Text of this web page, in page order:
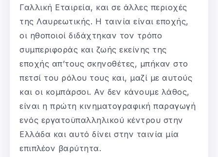
Γαλλική Εταιρεία, και σε άλλες περιοχές
της Λαυρεωτικής. Η ταινία είναι εποχής,
οι ηθοποιοί διδάχτηκαν τον τρόπο
συμπεριφοράς και ζωής εκείνης της
εποχής απ’τους σκηνοθέτες, μπήκαν στο
πετσί του ρόλου τους και, μαζί με αυτούς
και οι κομπάρσοι. Αν δεν κάνουμε λάθος,
είναι η πρώτη κινηματογραφική παραγωγή
ενός εργατοϋπαλληλικού κέντρου στην
Ελλάδα και αυτό δίνει στην ταινία μία
επιπλέον βαρύτητα.